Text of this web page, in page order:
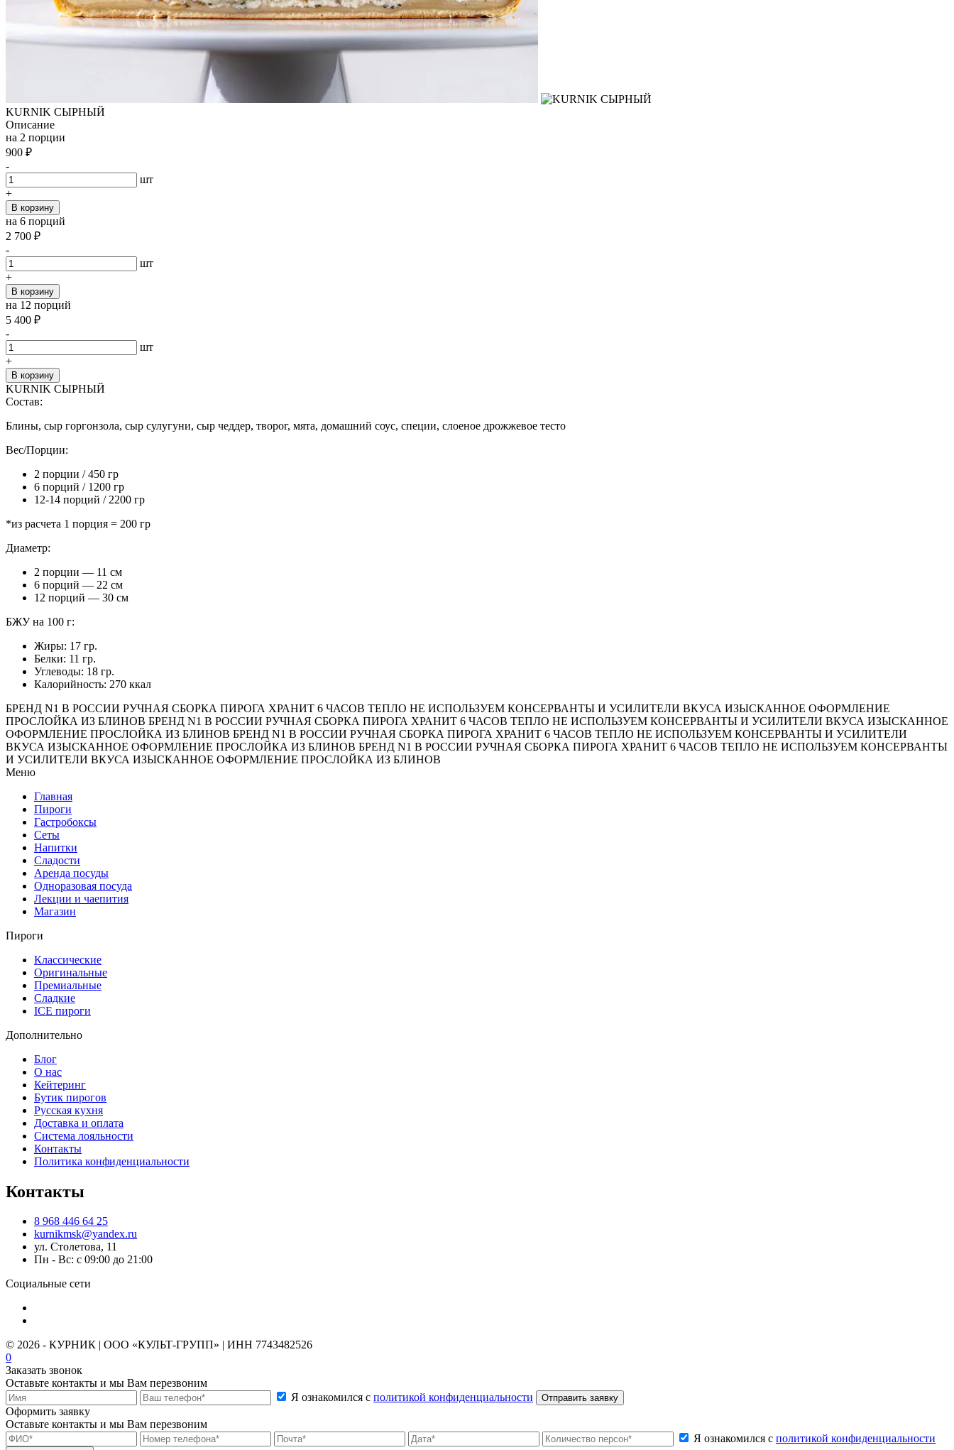
KURNIK СЫРНЫЙ
Описание
на 2 порции
900 ₽
-
шт
+
В корзину
на 6 порций
2 700 ₽
-
шт
+
В корзину
на 12 порций
5 400 ₽
-
шт
+
В корзину
KURNIK СЫРНЫЙ
Состав:
Блины, сыр горгонзола, сыр сулугуни, сыр чеддер, творог, мята, домашний соус, специи, слоеное дрожжевое тесто
Вес/Порции:
2 порции / 450 гр
6 порций / 1200 гр
12-14 порций / 2200 гр
*из расчета 1 порция = 200 гр
Диаметр:
2 порции — 11 см
6 порций — 22 см
12 порций — 30 см
БЖУ на 100 г:
Жиры: 17 гр.
Белки: 11 гр.
Углеводы: 18 гр.
Калорийность: 270 ккал
БРЕНД N1 В РОССИИ РУЧНАЯ СБОРКА ПИРОГА ХРАНИТ 6 ЧАСОВ ТЕПЛО НЕ ИСПОЛЬЗУЕМ КОНСЕРВАНТЫ И УСИЛИТЕЛИ ВКУСА ИЗЫСКАННОЕ ОФОРМЛЕНИЕ
ПРОСЛОЙКА ИЗ БЛИНОВ БРЕНД N1 В РОССИИ РУЧНАЯ СБОРКА ПИРОГА ХРАНИТ 6 ЧАСОВ ТЕПЛО НЕ ИСПОЛЬЗУЕМ КОНСЕРВАНТЫ И УСИЛИТЕЛИ ВКУСА ИЗЫСКАННОЕ
ОФОРМЛЕНИЕ ПРОСЛОЙКА ИЗ БЛИНОВ БРЕНД N1 В РОССИИ РУЧНАЯ СБОРКА ПИРОГА ХРАНИТ 6 ЧАСОВ ТЕПЛО НЕ ИСПОЛЬЗУЕМ КОНСЕРВАНТЫ И УСИЛИТЕЛИ
ВКУСА ИЗЫСКАННОЕ ОФОРМЛЕНИЕ ПРОСЛОЙКА ИЗ БЛИНОВ БРЕНД N1 В РОССИИ РУЧНАЯ СБОРКА ПИРОГА ХРАНИТ 6 ЧАСОВ ТЕПЛО НЕ ИСПОЛЬЗУЕМ КОНСЕРВАНТЫ
И УСИЛИТЕЛИ ВКУСА ИЗЫСКАННОЕ ОФОРМЛЕНИЕ ПРОСЛОЙКА ИЗ БЛИНОВ
Меню
Главная
Пироги
Гастробоксы
Сеты
Напитки
Сладости
Аренда посуды
Одноразовая посуда
Лекции и чаепития
Магазин
Пироги
Классические
Оригинальные
Премиальные
Сладкие
ICE пироги
Дополнительно
Блог
О нас
Кейтеринг
Бутик пирогов
Русская кухня
Доставка и оплата
Система лояльности
Контакты
Политика конфиденциальности
Контакты
8 968 446 64 25
kurnikmsk@yandex.ru
ул. Столетова, 11
Пн - Вс: с 09:00 до 21:00
Социальные сети
© 2026 - КУРНИК | ООО «КУЛЬТ-ГРУПП» | ИНН 7743482526
0
Заказать звонок
Оставьте контакты и мы Вам перезвоним
Я ознакомился с политикой конфиденциальности Отправить заявку
Оформить заявку
Оставьте контакты и мы Вам перезвоним
Я ознакомился с политикой конфиденциальности